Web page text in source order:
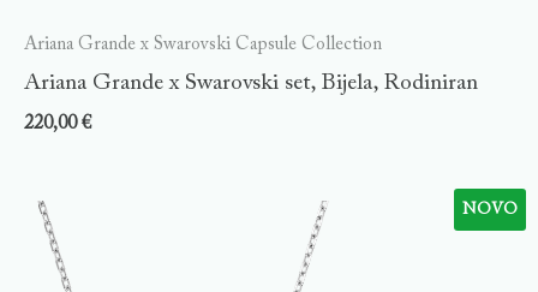
Ariana Grande x Swarovski Capsule Collection
Ariana Grande x Swarovski set, Bijela, Rodiniran
220,00€
NOVO